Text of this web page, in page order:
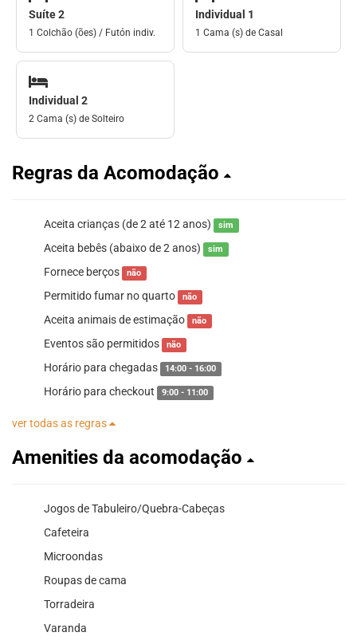
Suíte 2
1 Colchão (ões) / Futón indiv.
Individual 1
1 Cama (s) de Casal
Individual 2
2 Cama (s) de Solteiro
Regras da Acomodação
Aceita crianças (de 2 até 12 anos) sim
Aceita bebês (abaixo de 2 anos) sim
Fornece berços não
Permitido fumar no quarto não
Aceita animais de estimação não
Eventos são permitidos não
Horário para chegadas 14:00 - 16:00
Horário para checkout 9:00 - 11:00
ver todas as regras
Amenities da acomodação
Jogos de Tabuleiro/Quebra-Cabeças
Cafeteira
Microondas
Roupas de cama
Torradeira
Varanda